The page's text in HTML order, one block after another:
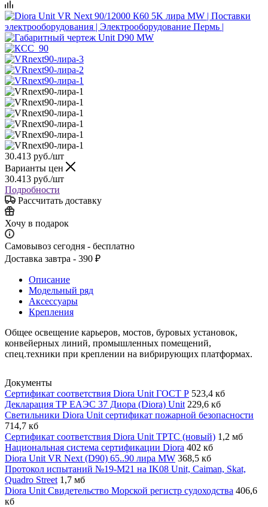
30.413 руб./шт
Варианты цен
30.413 руб./шт
Подробности
Рассчитать доставку
Хочу в подарок
Самовывоз сегодня - бесплатно
Доставка завтра - 390 ₽
Описание
Модельный ряд
Аксессуары
Крепления
Общее освещение карьеров, мостов, буровых установок,
конвейерных линий, промышленных помещений,
спец.техники при креплении на вибрирующих платформах.
Документы
Сертификат соответствия Diora Unit ГОСТ Р 523,4 кб
Декларация ТР ЕАЭС 37 Диора (Diora) Unit 229,6 кб
Светильники Diora Unit сертификат пожарной безопасности
714,7 кб
Сертификат соответствия Diora Unit ТРТС (новый) 1,2 мб
Национальная система сертификации Diora 402 кб
Diora Unit VR Next (D90) 65..90 лира MW 368,5 кб
Протокол испытаний №19-М21 на IK08 Unit, Caiman, Skat,
Quadro Street 1,7 мб
Diora Unit Свидетельство Морской регистр судоходства 406,6
кб